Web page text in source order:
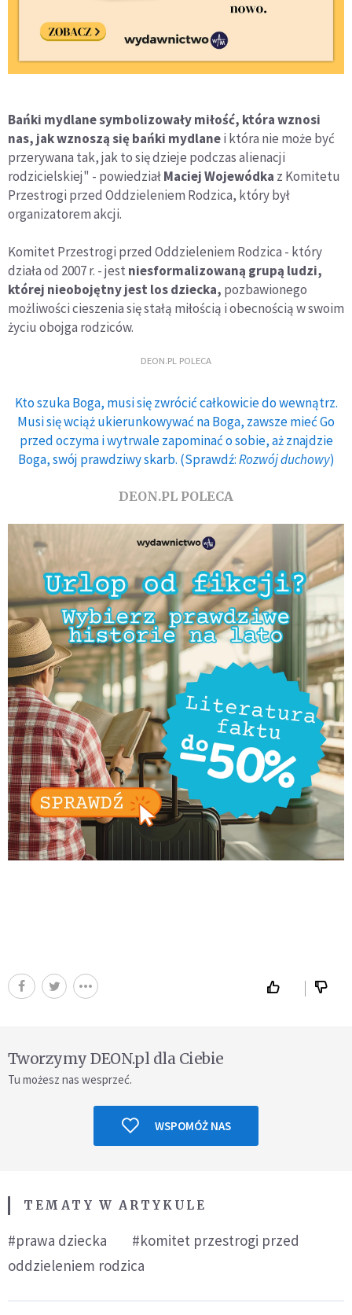
Bańki mydlane symbolizowały miłość, która wznosi
nas, jak wznoszą się bańki mydlanei która nie może być
przerywana tak, jak to się dzieje podczas alienacji
rodzicielskiej" - powiedziałMaciej Wojewódka z Komitetu
Przestrogi przed Oddzieleniem Rodzica, który był
organizatorem akcji.
Komitet Przestrogi przed Oddzieleniem Rodzica - który
działa od 2007 r. - jest niesformalizowaną grupą ludzi,
której nieobojętny jest los dziecka, pozbawionego
możliwości cieszenia się stałą miłością i obecnością w swoim
życiu obojga rodziców.
DEON.PL POLECA
Kto szuka Boga, musi się zwrócić całkowicie do wewnątrz.
Musi się wciąż ukierunkowywać na Boga, zawsze mieć Go
przed oczyma i wytrwale zapominać o sobie, aż znajdzie
Boga, swój prawdziwy skarb. (Sprawdź:Rozwój duchowy)
DEON.PL POLECA
Tworzymy DEON.pl dla Ciebie
Tu możesz nas wesprzeć.
WSPOMÓŻ NAS
TEMATY W ARTYKULE
#prawa dziecka
#komitet przestrogi przed
oddzieleniem rodzica